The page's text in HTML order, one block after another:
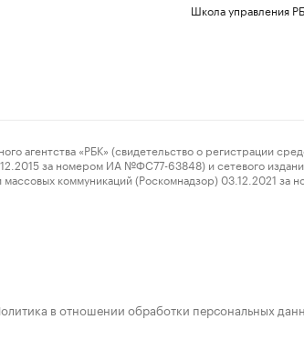
Школа управления
«РБК» (свидетельство о регистрации
за номером ИА №ФС77-63848) и сетевого
коммуникаций (Роскомнадзор) 03.12.2021
в отношении обработки персональных